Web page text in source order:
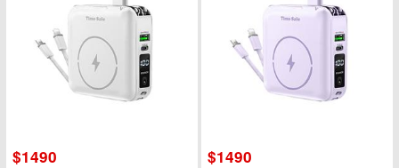
$1490 $1490